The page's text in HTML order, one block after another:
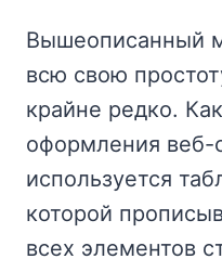
Вышеописанный
всю свою
крайне редко.
оформления веб-
используется
которой
всех элементов